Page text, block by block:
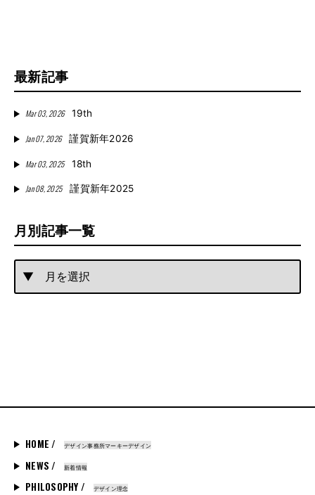
最新記事
Mar 03, 2026 19th
Jan 07, 2026 謹賀新年2026
Mar 03, 2025 18th
Jan 08, 2025 謹賀新年2025
月別記事一覧
HOME / デザイン事務所マーキーデザイン
NEWS / 新着情報
PHILOSOPHY / デザイン理念